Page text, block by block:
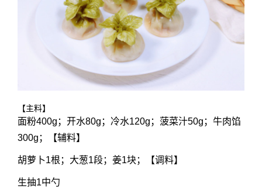
【主料】
面粉400g；开水80g；冷水120g；菠菜汁50g；牛肉馅
300g；【辅料】
胡萝卜1根；大葱1段；姜1块；【调料】
生抽1中勺